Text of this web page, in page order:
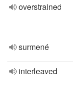
overstrained
surmené
interleaved